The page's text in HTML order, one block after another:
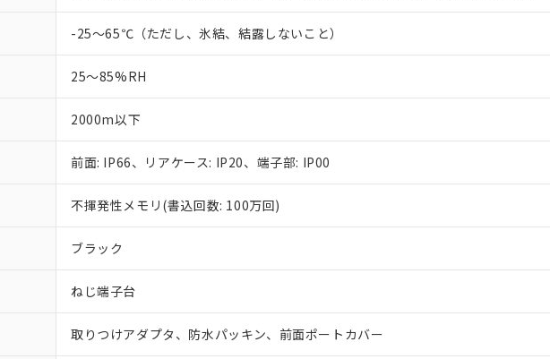
-25～65℃（ただし、氷結、結露しないこと）
25～85%RH
2000m以下
前面: IP66、リアケース: IP20、端子部: IP00
不揮発性メモリ(書込回数: 100万回)
ブラック
ねじ端子台
取りつけアダプタ、防水パッキン、前面ポートカバー